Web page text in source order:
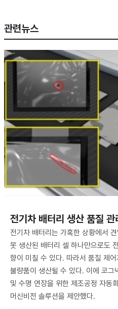
관련뉴스
전기차 배터리 생산 품질
전기차 배터리는 가혹한 상황에서
못 생산된 배터리 셀 하나만으로도
향이 미칠 수 있다. 따라서 품질 제
불량품이 생산될 수 있다. 이에 코
및 수명 연장을 위한 제조공정 자동
머신비전 솔루션을 제안했다.